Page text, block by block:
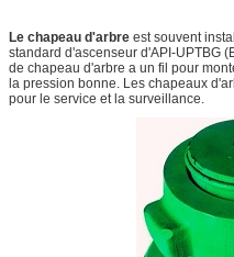
Le chapeau d'arbre est souvent
standard d'ascenseur d'API-UPTBG
de chapeau d'arbre a un fil pour
la pression bonne. Les chapeaux
pour le service et la surveillance.